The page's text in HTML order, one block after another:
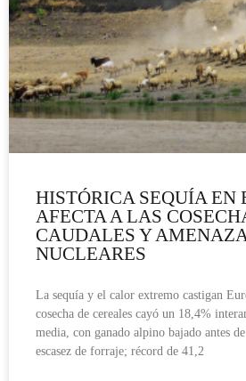
HISTÓRICA SEQUÍA EN
AFECTA A LAS
CAUDALES Y
NUCLEARES
La sequía y el calor extremo castigan
cosecha de cereales cayó un 18,4%
media, con ganado alpino bajado antes
escasez de forraje; récord de 41,2